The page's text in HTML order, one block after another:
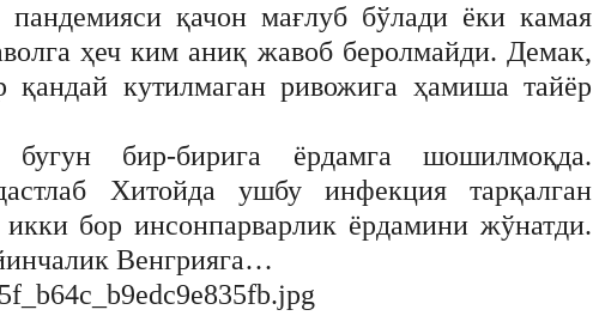
пандемияси қачон мағлуб бўлади ёки камая
ҳеч ким аниқ жавоб беролмайди. Демак,
қандай кутилмаган ривожига ҳамиша тайёр
бир-бирига ёрдамга шошилмоқда.
Хитойда ушбу инфекция тарқалган
икки бор инсонпарварлик ёрдамини жўнатди.
Венгрияга…